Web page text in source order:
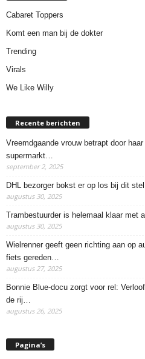
Cabaret Toppers
Komt een man bij de dokter
Trending
Virals
We Like Willy
Recente berichten
Vreemdgaande vrouw betrapt door
supermarkt…
september 2, 2025
DHL bezorger bokst er op los bij dit
augustus 30, 2025
Trambestuurder is helemaal klaar met
augustus 30, 2025
Wielrenner geeft geen richting aan op
fiets gereden…
augustus 27, 2025
Bonnie Blue-docu zorgt voor rel:
de rij…
augustus 26, 2025
Pagina’s